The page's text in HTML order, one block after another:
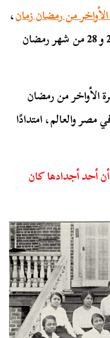
من رمضان زمان،
وستتناول حلقة اليوم أحداث أيام 26 و 27 و 28 من شهر رمضان
الأواخر من رمضان
مصر والعالم، امتدادًا
أحد أجدادها كان